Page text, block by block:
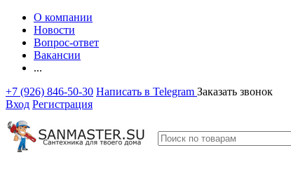
О компании
Новости
Вопрос-ответ
Вакансии
...
+7 (926) 846-50-30 Написать в Telegram Заказать звонок
Вход Регистрация